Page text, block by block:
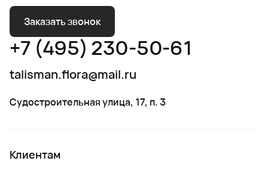
Заказать звонок
+7 (495) 230-50-61
talisman.flora@mail.ru
Судостроительная улица, 17, п. 3
Клиентам